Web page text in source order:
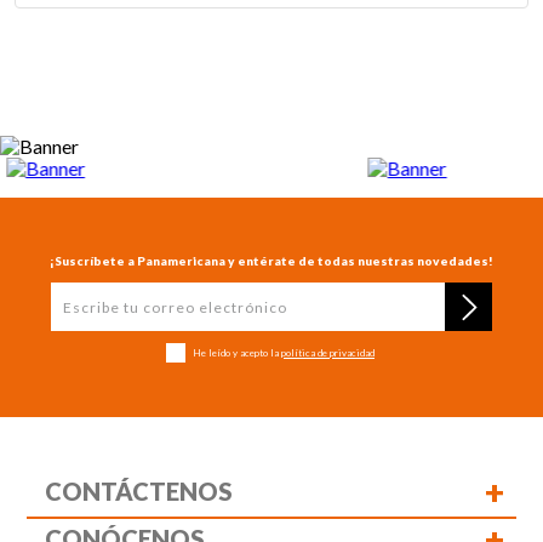
¡Suscríbete a Panamericana y entérate de todas nuestras novedades!
He leído y acepto la política de privacidad
CONTÁCTENOS +